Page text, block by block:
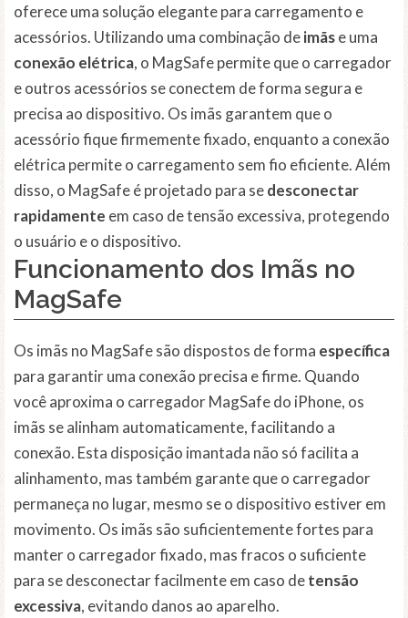
oferece uma solução elegante para carregamento e
acessórios. Utilizando uma combinação deimãse uma
conexão elétrica, o MagSafe permite que o carregador
e outros acessórios se conectem de forma segura e
precisa ao dispositivo. Os imãs garantem que o
acessório fique firmemente fixado, enquanto a conexão
elétrica permite o carregamento sem fio eficiente. Além
disso, o MagSafe é projetado para sedesconectar
rapidamente em caso de tensão excessiva, protegendo
o usuário e o dispositivo.
Funcionamento dos Imãs no
MagSafe
Os imãs no MagSafe são dispostos de forma específica
para garantir uma conexão precisa e firme. Quando
você aproxima o carregador MagSafe do iPhone, os
imãs se alinham automaticamente, facilitando a
conexão. Esta disposição imantada não só facilita a
alinhamento, mas também garante que o carregador
permaneça no lugar, mesmo se o dispositivo estiver em
movimento. Os imãs são suficientemente fortes para
manter o carregador fixado, mas fracos o suficiente
para se desconectar facilmente em caso detensão
excessiva, evitando danos ao aparelho.